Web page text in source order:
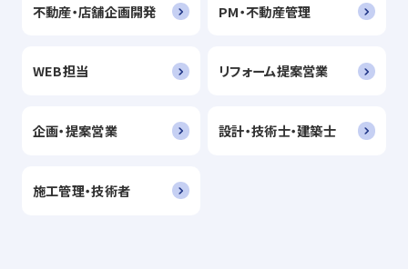
不動産・店舗企画開発 PM・不動産管理
WEB担当 リフォーム提案営業
企画・提案営業 設計・技術士・建築士
施工管理・技術者